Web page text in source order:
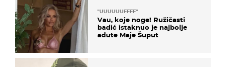
"UUUUUUFFFF"
Vau, koje noge! Ružičasti
badić istaknuo je najbolje
adute Maje Šuput